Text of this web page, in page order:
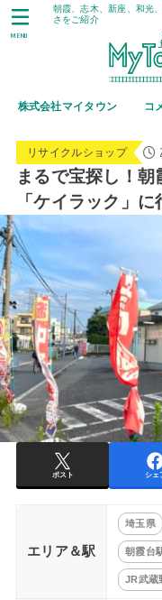
朝霞、志木、新座、和光
さをご紹介
株式会社マイタウン コ
MENU
リサイクルショップ
まるで宝探し！
「ケイラック」
ポスト シェ
エリア＆駅
埼玉県
朝霞台
JR武蔵